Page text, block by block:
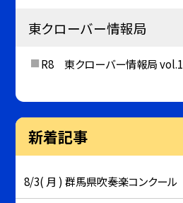
東クローバー情報局
R8 東クローバー情報局 vol.1
新着記事
8/3( 月 ) 群馬県吹奏楽コンクール